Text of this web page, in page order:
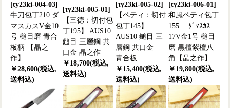
[ty23ki-004-03]
牛刀包丁210 ダ
マスカスV金10
号 槌目磨 青合
板柄 【晶之
作】
￥28,600(税込,
送料込)
[ty23ki-005-01]
【三徳：切付包
丁195】 AUS10
鎚目 三層鋼 共
口金 晶之作
￥18,700(税込,
送料込)
[ty23ki-005-02]
【ペティ：切付
包丁145】
AUS10 鎚目 三
層鋼 共口金
青合板
￥15,400(税込,
送料込)
[ty23ki-006-01]
和風ペティ包丁
155 ﾀﾞﾏｽｶｽ
17V金1号 槌目
磨 黒檀紫檀八
角【晶之作】
￥19,800(税込,
送料込)